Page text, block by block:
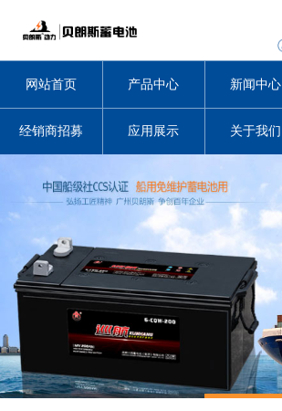
网站首页 产品中心 新闻中心
经销商招募 应用展示 关于我们